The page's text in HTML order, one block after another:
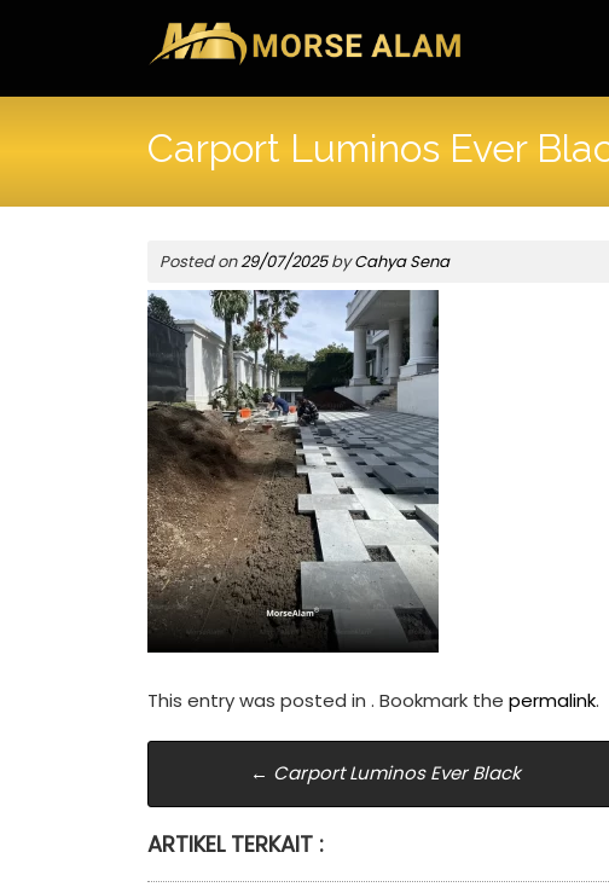
Carport Luminos Ever
Posted on29/07/2025byCahya Sena
This entry was posted in . Bookmark the permalink.
navigation
← Carport Luminos Ever Black
ARTIKEL TERKAIT :